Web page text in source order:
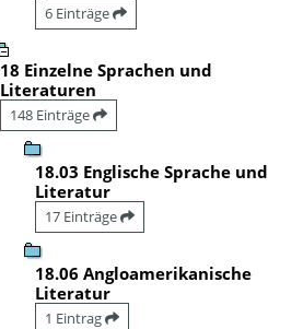
6 Einträge
18 Einzelne Sprachen und
Literaturen
148 Einträge
18.03 Englische Sprache und
Literatur
17 Einträge
18.06 Angloamerikanische
Literatur
1 Eintrag